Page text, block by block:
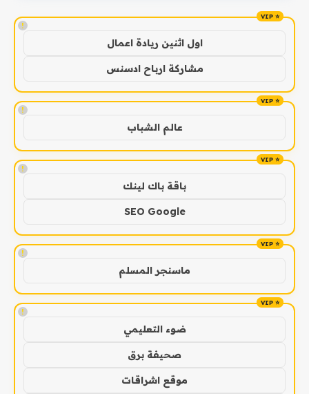
!
اول اثنين ريادة اعمال
مشاركة ارباح ادسنس
!
عالم الشباب
!
باقة باك لينك
SEO Google
!
ماسنجر المسلم
!
ضوء التعليمي
صحيفة برق
موقع اشراقات